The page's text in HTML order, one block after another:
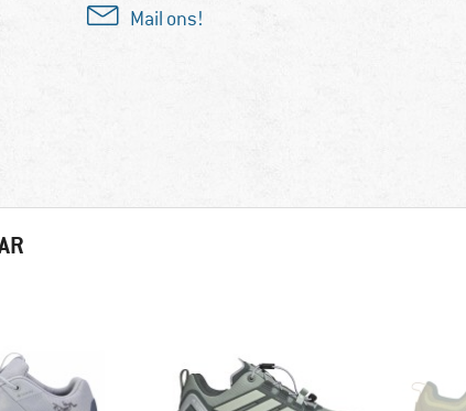
Mail ons!